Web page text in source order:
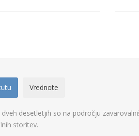
Vrednote
dveh desetletjih so na področju
storitev.